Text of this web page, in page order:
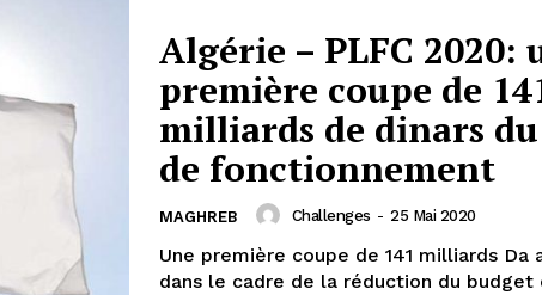
Algérie – PLFC 2020:
première coupe de
milliards de dinars
de fonctionnement
MAGHREB Challenges - 25 Mai 2020
Une première coupe de 141 milliards Da
dans le cadre de la réduction du budget